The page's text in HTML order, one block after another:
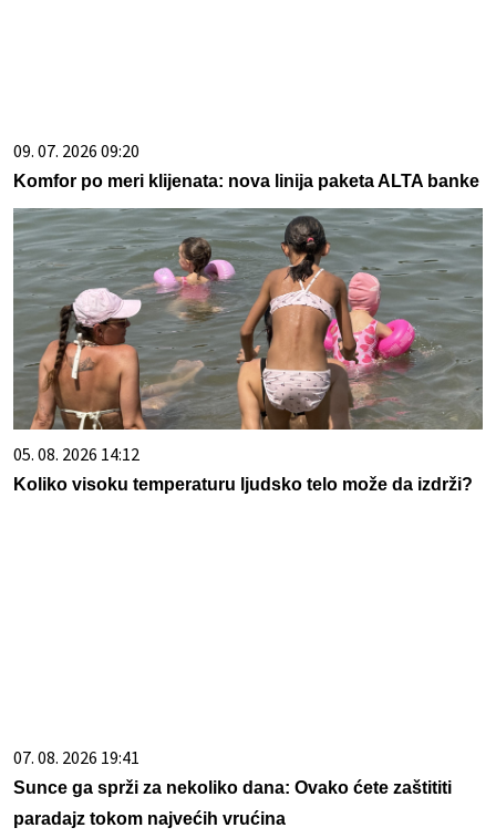
09. 07. 2026 09:20
Komfor po meri klijenata: nova linija paketa ALTA banke
05. 08. 2026 14:12
Koliko visoku temperaturu ljudsko telo može da izdrži?
07. 08. 2026 19:41
Sunce ga sprži za nekoliko dana: Ovako ćete zaštititi
paradajz tokom najvećih vrućina